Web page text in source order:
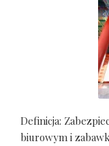
Definicja:
biurowym i